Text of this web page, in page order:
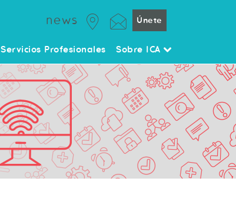
news Únete
Servicios Profesionales Sobre ICA